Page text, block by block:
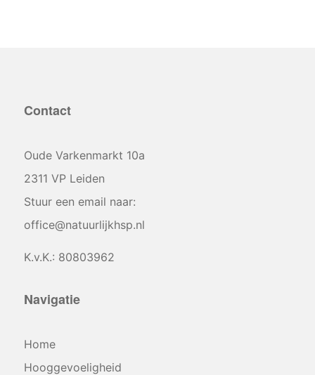
Contact
Oude Varkenmarkt 10a
2311 VP Leiden
Stuur een email naar:
office@natuurlijkhsp.nl
K.v.K.: 80803962
Navigatie
Home
Hooggevoeligheid